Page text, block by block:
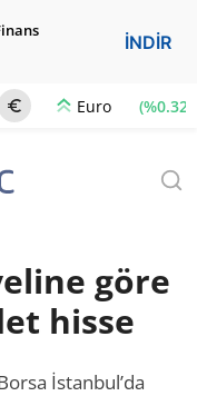
İNDİR
Euro (%0.32)
göre
hisse
İstanbul’da